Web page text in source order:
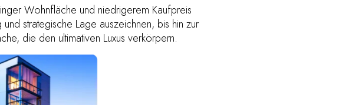
Wohnfläche und niedrigerem Kaufpreis
strategische Lage auszeichnen, bis hin zur
die den ultimativen Luxus verkörpern.